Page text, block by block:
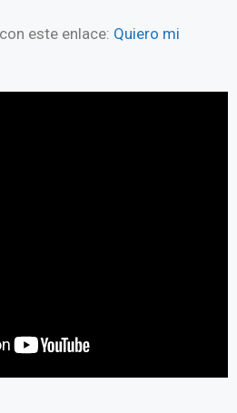
este enlace: Quiero mi